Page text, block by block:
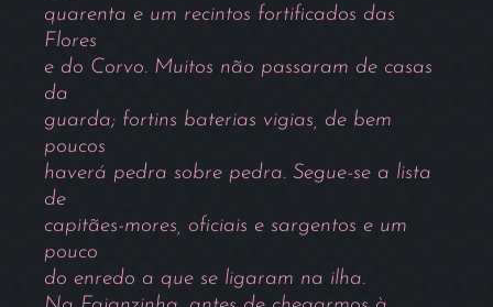
quarenta e um recintos fortificados das
Flores
e do Corvo. Muitos não passaram de casas
da
guarda; fortins baterias vigias, de bem
poucos
haverá pedra sobre pedra. Segue-se a lista
de
capitães-mores, oficiais e sargentos e um
pouco
do enredo a que se ligaram na ilha.